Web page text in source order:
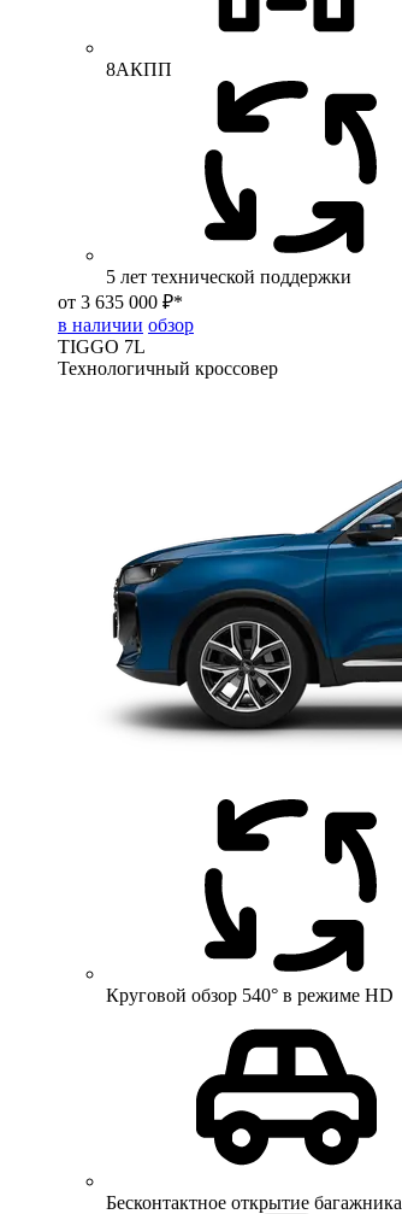
8АКПП
5 лет технической поддержки
от 3 635 000 ₽*
в наличии обзор
TIGGO 7L
Технологичный кроссовер
Круговой обзор 540° в режиме HD
Бесконтактное открытие багажника